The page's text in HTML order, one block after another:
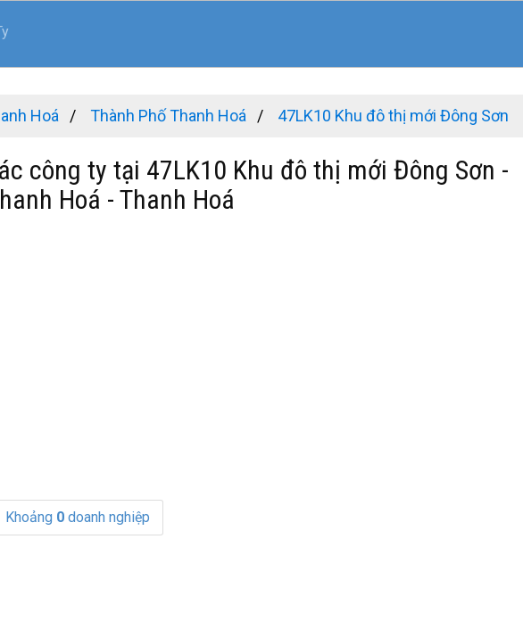
Hoá Thành Phố Thanh Hoá 47LK10 Khu đô thị mới Đông Sơn
công ty tại 47LK10 Khu đô thị mới Đông Sơn -
Hoá - Thanh Hoá
Khoảng 0 doanh nghiệp